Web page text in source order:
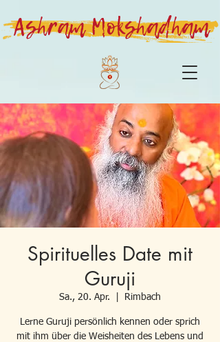
Ashram Mokshadham
Spirituelles Date mit
Guruji
Sa., 20. Apr. Rimbach
Lerne Guruji persönlich kennen oder sprich
mit ihm über die Weisheiten des Lebens und